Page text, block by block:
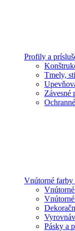
Profily a
Tmely,
Závesné
Vnútorné farby
Pásky a